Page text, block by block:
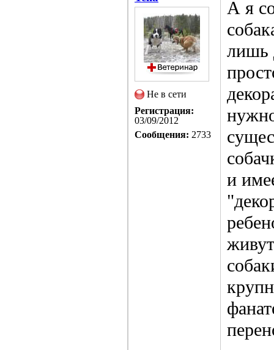
Не в сети
Регистрация:
03/09/2012
Сообщения: 2733
А я
лишь
и